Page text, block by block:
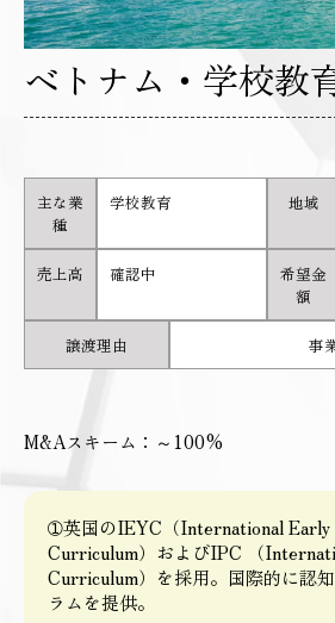
ベトナム・学校教
主な業
種
学校教育 地域
売上高 確認中
希望金
額
譲渡理由 事
M&Aスキーム：～100%
➀英国のIEYC（International Early
Curriculum）およびIPC （
Curriculum）を採用。国際的に認
ラムを提供。